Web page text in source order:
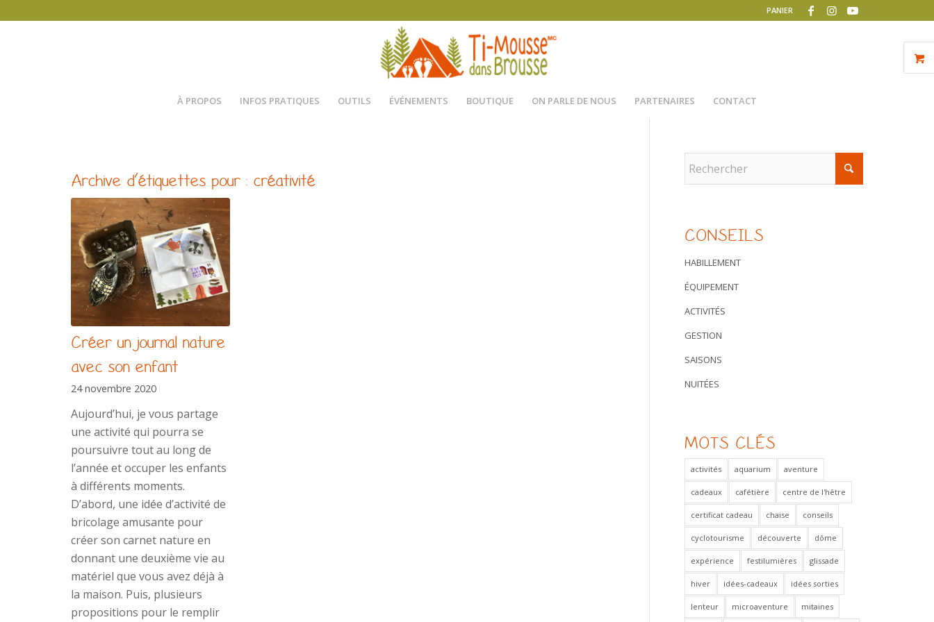
PANIER
À PROPOS INFOS PRATIQUES OUTILS ÉVÉNEMENTS BOUTIQUE ON PARLE DE NOUS PARTENAIRES CONTACT
Archive d’étiquettes pour : créativité
Créer un journal nature
avec son enfant
24 novembre 2020
Aujourd’hui, je vous partage
une activité qui pourra se
poursuivre tout au long de
l’année et occuper les enfants
à différents moments.
D’abord, une idée d’activité de
bricolage amusante pour
créer son carnet nature en
donnant une deuxième vie au
matériel que vous avez déjà à
la maison. Puis, plusieurs
propositions pour le remplir
CONSEILS
HABILLEMENT
ÉQUIPEMENT
ACTIVITÉS
GESTION
SAISONS
NUITÉES
MOTS CLÉS
activités aquarium aventure
cadeaux cafétière centre de l'hêtre
certificat cadeau chaise conseils
cyclotourisme découverte dôme
expérience festilumières glissade
hiver idées-cadeaux idées sorties
lenteur microaventure mitaines